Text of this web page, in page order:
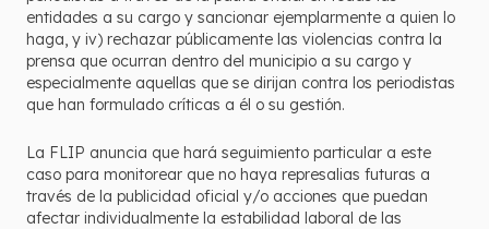
entidades a su cargo y sancionar ejemplarmente a quien lo
haga, y iv) rechazar públicamente las violencias contra la
prensa que ocurran dentro del municipio a su cargo y
especialmente aquellas que se dirijan contra los periodistas
que han formulado críticas a él o su gestión.
La FLIP anuncia que hará seguimiento particular a este
caso para monitorear que no haya represalias futuras a
través de la publicidad oficial y/o acciones que puedan
afectar individualmente la estabilidad laboral de las